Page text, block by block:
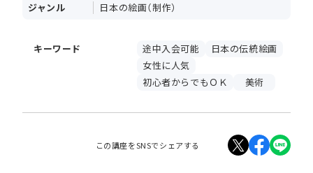
ジャンル 日本の絵画（制作）
キーワード 途中入会可能
日本の伝統絵画
女性に人気
初心者からでもＯＫ
美術
この講座をSNSでシェアする